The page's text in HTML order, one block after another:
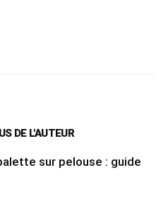
DE L'AUTEUR
sur pelouse : guide